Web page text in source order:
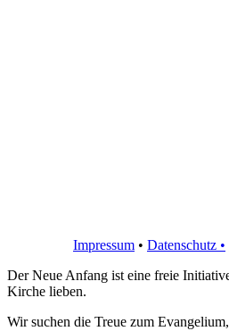
Impressum • Datenschutz •
Der Neue Anfang ist eine freie
Kirche lieben.
Wir suchen die Treue zum